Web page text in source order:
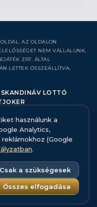
AZ OLDALON
NEM VÁLLALUNK,
ZRT. ÁLTAL
LETTEK ÖSSZEÁLLÍTVA.
SKANDINÁV LOTTÓ
JOKER
használunk a
Analytics,
(Google
.
Csak a szükségesek
Összes elfogadása